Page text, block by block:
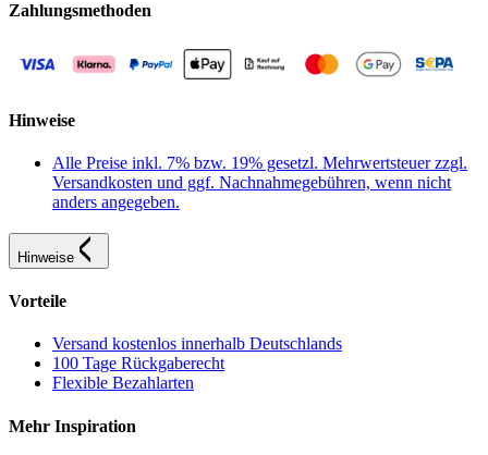
Zahlungsmethoden
Hinweise
Alle Preise inkl. 7% bzw. 19% gesetzl. Mehrwertsteuer zzgl.
Versandkosten und ggf. Nachnahmegebühren, wenn nicht
anders angegeben.
Hinweise
Vorteile
Versand kostenlos innerhalb Deutschlands
100 Tage Rückgaberecht
Flexible Bezahlarten
Mehr Inspiration